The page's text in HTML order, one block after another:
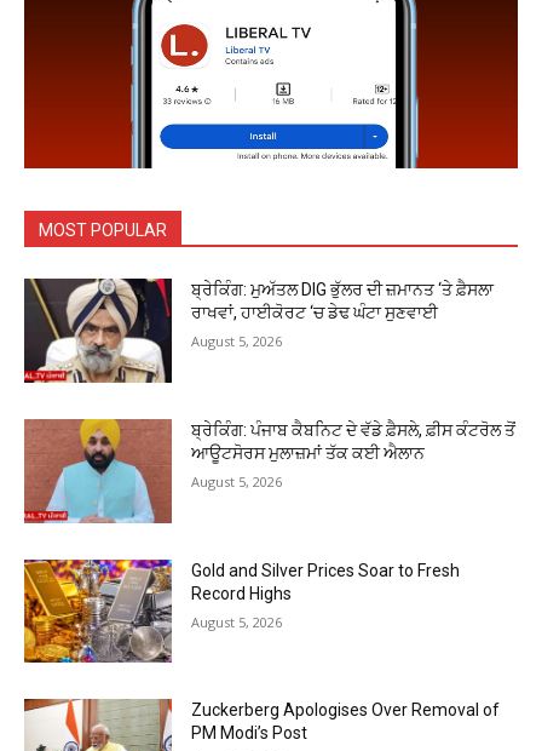
MOST POPULAR
ਬ੍ਰੇਕਿੰਗ: ਮੁਅੱਤਲ DIG ਭੁੱਲਰ ਦੀ ਜ਼ਮਾਨਤ ‘ਤੇ ਫ਼ੈਸਲਾ
ਰਾਖਵਾਂ, ਹਾਈਕੋਰਟ ‘ਚ ਡੇਢ ਘੰਟਾ ਸੁਣਵਾਈ
August 5, 2026
ਬ੍ਰੇਕਿੰਗ: ਪੰਜਾਬ ਕੈਬਨਿਟ ਦੇ ਵੱਡੇ ਫ਼ੈਸਲੇ, ਫ਼ੀਸ ਕੰਟਰੋਲ ਤੋਂ
ਆਊਟਸੋਰਸ ਮੁਲਾਜ਼ਮਾਂ ਤੱਕ ਕਈ ਐਲਾਨ
August 5, 2026
Gold and Silver Prices Soar to Fresh
Record Highs
August 5, 2026
Zuckerberg Apologises Over Removal of
PM Modi’s Post